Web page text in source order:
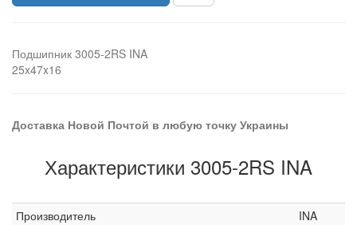
Подшипник 3005-2RS INA
25x47x16
Доставка Новой Почтой в любую точку Украины
Характеристики 3005-2RS INA
Производитель
INA